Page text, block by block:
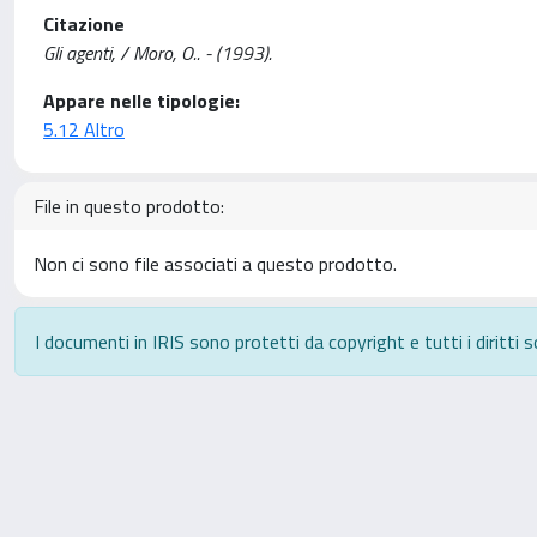
Citazione
Gli agenti, / Moro, O.. - (1993).
Appare nelle tipologie:
5.12 Altro
File in questo prodotto:
Non ci sono file associati a questo prodotto.
I documenti in IRIS sono protetti da copyright e tutti i diritti